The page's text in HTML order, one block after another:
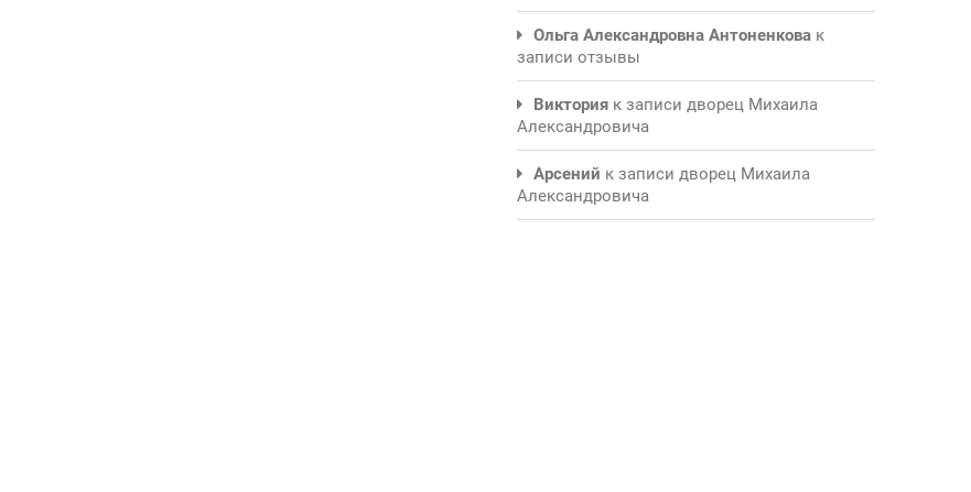
Ольга Александровна Антоненкова к
записи отзывы
Виктория к записи дворец Михаила
Александровича
Арсений к записи дворец Михаила
Александровича